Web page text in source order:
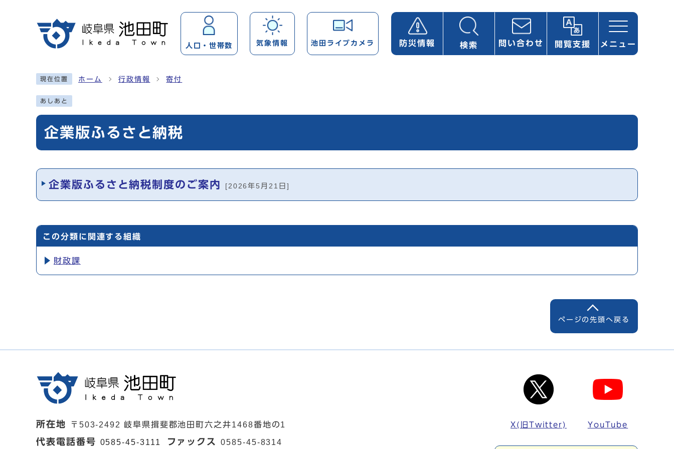
人口・世帯数 気象情報 池田ライブカメラ 防災情報 検索 問い合わせ 閲覧支援 メニュー
ここから本文です
現在位置 ホーム 行政情報 寄付
あしあと
企業版ふるさと納税
メインメニュー
企業版ふるさと納税制度のご案内 [2026年5月21日]
この分類に関連する組織
財政課
ページの先頭へ戻る
所在地 〒503-2492 岐阜県揖斐郡池田町六之井1468番地の1
代表電話番号 0585-45-3111 ファックス 0585-45-8314
X(旧Twitter) YouTube